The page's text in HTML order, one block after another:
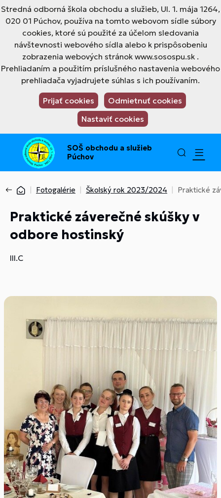
Stredná odborná škola obchodu a služieb, Ul. 1. mája 1264,
020 01 Púchov, používa na tomto webovom sídle súbory
cookies, ktoré sú použité za účelom sledovania
návštevnosti webového sídla alebo k prispôsobeniu
zobrazenia webových stránok www.sosospu.sk .
Prehliadaním a použitím príslušného nastavenia webového
prehliadača vyjadrujete súhlas s ich používaním.
Prijať cookies
Odmietnuť cookies
Nastaviť cookies
SOŠ obchodu a služieb
Púchov
Fotogalérie Školský rok 2023/2024 Praktické
Praktické záverečné skúšky v
odbore hostinský
III.C